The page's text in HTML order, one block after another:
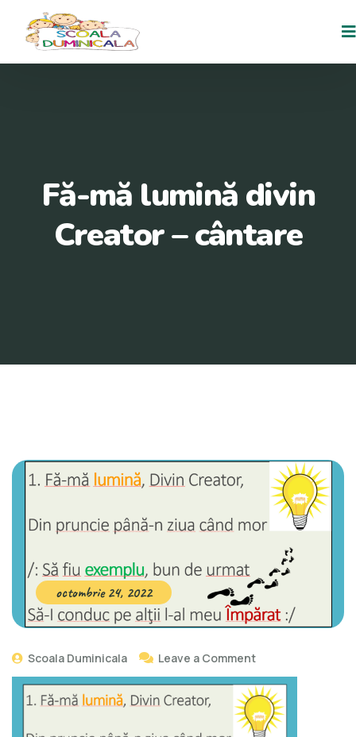
Fă-mă lumină divin
Creator – cântare
octombrie 24, 2022
Scoala Duminicala Leave a Comment